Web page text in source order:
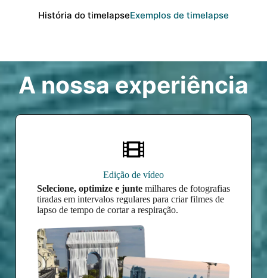
História do timelapseExemplos de timelapse
A nossa experiência
Edição de vídeo
Selecione, optimize e junte milhares de fotografias
tiradas em intervalos regulares para criar filmes de
lapso de tempo de cortar a respiração.